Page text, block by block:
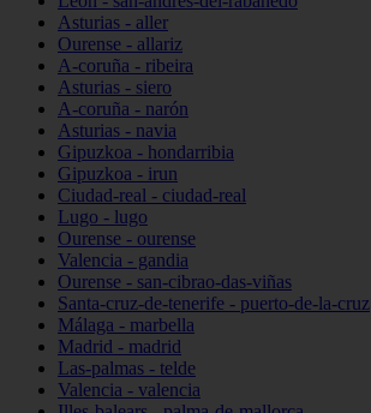
Asturias - aller
Ourense - allariz
A-coruña - ribeira
Asturias - siero
A-coruña - narón
Asturias - navia
Gipuzkoa - hondarribia
Gipuzkoa - irun
Ciudad-real - ciudad-real
Lugo - lugo
Ourense - ourense
Valencia - gandia
Ourense - san-cibrao-das-viñas
Santa-cruz-de-tenerife - puerto-de-la-cruz
Málaga - marbella
Madrid - madrid
Las-palmas - telde
Valencia - valencia